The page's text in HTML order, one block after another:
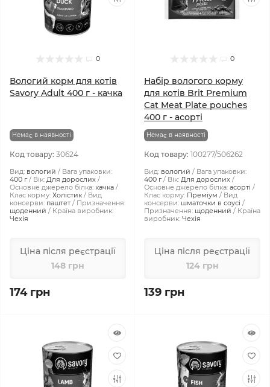
0
Вологий корм для котів
Savory Adult 400 г - качка
Немає в наявності
Код товару: 30624
Вид: вологий
Вага упаковки:
400 г
Вік: Для дорослих
Основне джерело білка: качка
Клас корму: Холістик
Вид
консерви: паштет
Призначення:
щоденний
Країна виробник:
Чехія
Ціна після реєстрації
148 грн
174 грн
0
Набір вологого корму
для котів Brit Premium
Cat Meat Plate pouches
400 г - асорті
Немає в наявності
Код товару: 100277/506262
Вид: вологий
Вага упаковки:
400 г
Вік: Для дорослих
Основне джерело білка: асорті
Клас корму: Преміум
Вид
консерви: шматочки в соусі
Призначення: щоденний
Країна
виробник: Чехія
Ціна після реєстрації
124 грн
139 грн